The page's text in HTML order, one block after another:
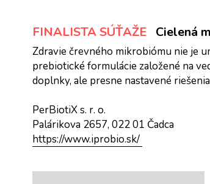
FINALISTA SÚŤAŽE Cielená
Zdravie črevného mikrobiómu nie je
prebiotické formulácie založené na
doplnky, ale presne nastavené
PerBiotiX s. r. o.
Palárikova 2657, 022 01 Čadca
https://www.iprobio.sk/